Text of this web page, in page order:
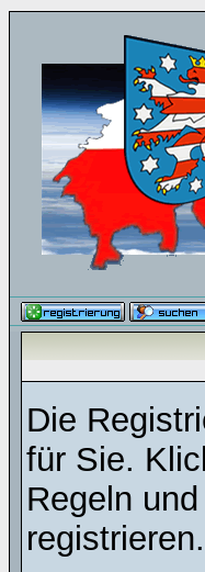
Die
für Sie.
Regeln
registrieren.